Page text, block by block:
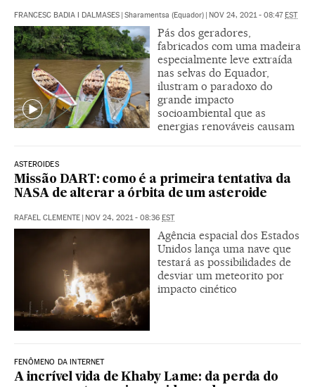
FRANCESC BADIA I DALMASES | Sharamentsa (Equador) | NOV 24, 2021 - 08:47EST
Pás dos geradores,
fabricados com uma madeira
especialmente leve extraída
nas selvas do Equador,
ilustram o paradoxo do
grande impacto
socioambiental que as
energias renováveis causam
ASTEROIDES
Missão DART: como é a primeira tentativa da
NASA de alterar a órbita de um asteroide
RAFAEL CLEMENTE | NOV 24, 2021 - 08:36 EST
Agência espacial dos Estados
Unidos lança uma nave que
testará as possibilidades de
desviar um meteorito por
impacto cinético
FENÔMENO DA INTERNET
A incrível vida de Khaby Lame: da perda do